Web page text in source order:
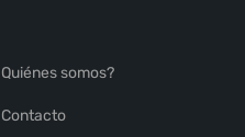
Quiénes somos?
Contacto